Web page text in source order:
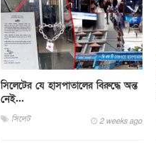
সিলেটের যে হাসপাতালের বিরুদ্ধে অন্ত
নেই...
সিলেট 2 weeks ago